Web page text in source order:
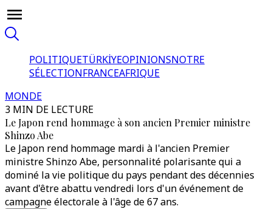
POLITIQUETÜRKİYEOPINIONSNOTRE
SÉLECTIONFRANCEAFRIQUE
MONDE
3 MIN DE LECTURE
Le Japon rend hommage à son ancien Premier ministre
Shinzo Abe
Le Japon rend hommage mardi à l'ancien Premier
ministre Shinzo Abe, personnalité polarisante qui a
dominé la vie politique du pays pendant des décennies
avant d'être abattu vendredi lors d'un événement de
campagne électorale à l'âge de 67 ans.